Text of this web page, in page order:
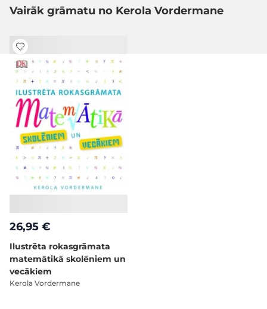
Vairāk grāmatu no Kerola Vordermane
26,95 €
Ilustrēta rokasgrāmata
matemātikā skolēniem un
vecākiem
Kerola Vordermane